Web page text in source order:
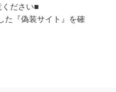
ださい■
た『偽装サイト』を確